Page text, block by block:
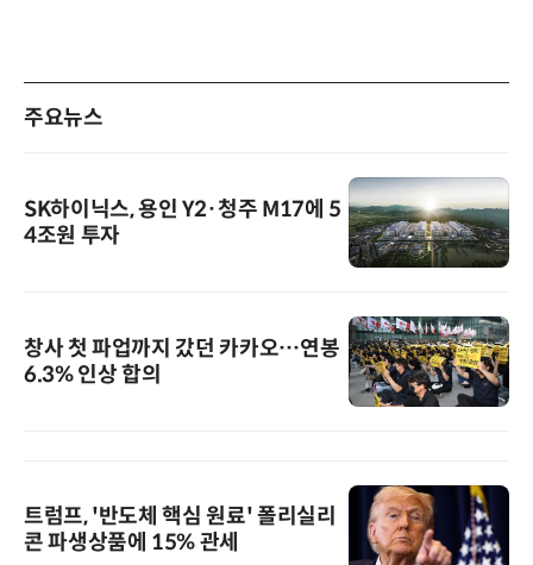
주요뉴스
SK하이닉스, 용인 Y2·청주 M17에 5
4조원 투자
창사 첫 파업까지 갔던 카카오…연봉
6.3% 인상 합의
트럼프, '반도체 핵심 원료' 폴리실리
콘 파생상품에 15% 관세